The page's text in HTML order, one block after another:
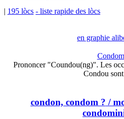
| 195 lòcs - liste rapide des lòcs
en graphie
Condom
Prononcer "Coundou(ng)". Les
Condou
condon, condom ? /